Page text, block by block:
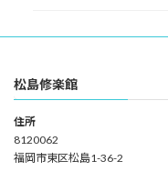
松島修楽館
住所
8120062
福岡市東区松島1-36-2